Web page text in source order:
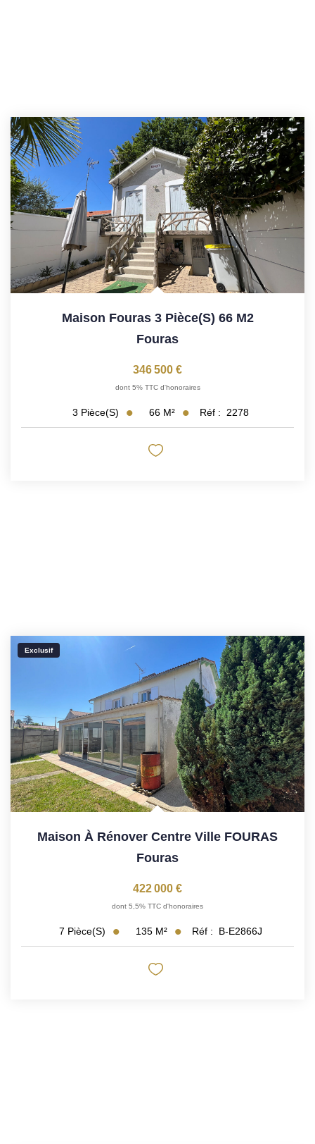
Maison Fouras 3 Pièce(s) 66 M2
Fouras
346 500 €
dont 5% TTC d'honoraires
3 Pièce(s) 66 M² Réf : 2278
Exclusif
Maison À Rénover Centre Ville FOURAS
Fouras
422 000 €
dont 5,5% TTC d'honoraires
7 Pièce(s) 135 M² Réf : B-E2866J